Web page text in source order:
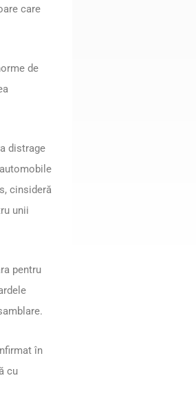
care
de
distrage
cinsideră
unii
pentru
în
cu